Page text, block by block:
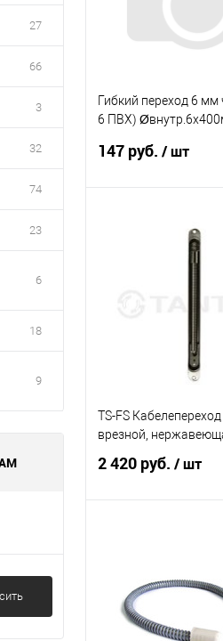
27
66
3
32
74
23
6
18
9
Гибкий переход 6 мм
6 ПВХ)
оболочке
147 руб. / шт
В
Купить в 1 клик
TS-FS
врезной,
2 420 руб. / шт
Купить в 1 клик
В избранное